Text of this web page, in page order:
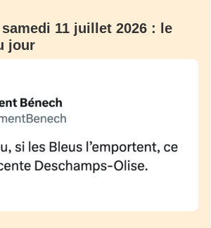
11 juillet 2026 : le
jour